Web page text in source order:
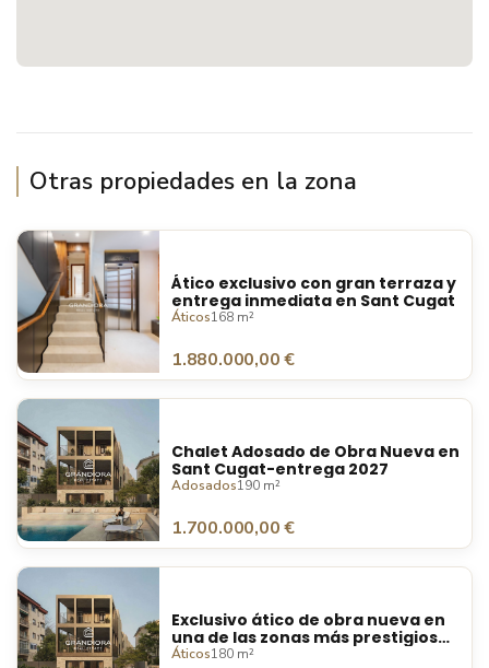
Otras propiedades en la zona
Ático exclusivo con gran terraza y
entrega inmediata en Sant Cugat
Áticos168 m²
1.880.000,00 €
Chalet Adosado de Obra Nueva en
Sant Cugat-entrega 2027
Adosados190 m²
1.700.000,00 €
Exclusivo ático de obra nueva en
una de las zonas más prestigiosas
de Sant Cugat
Áticos180 m²